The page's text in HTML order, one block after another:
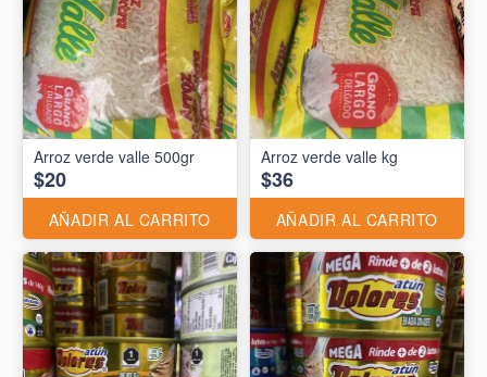
Arroz verde valle 500gr
$20
AÑADIR AL CARRITO
Arroz verde valle kg
$36
AÑADIR AL CARRITO